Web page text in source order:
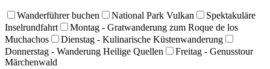
Wanderführer buchen National Park Vulkan
Spektakuläre
Inselrundfahrt
Montag - Gratwanderung zum Roque de los
Muchachos
Dienstag - Kulinarische Küstenwanderung
Donnerstag - Wanderung Heilige Quellen
Freitag - Genusstour
Märchenwald